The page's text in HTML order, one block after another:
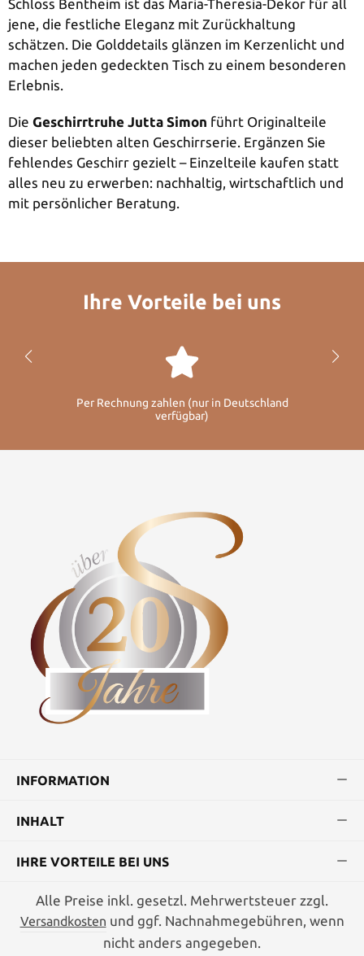
Schloss Bentheim ist das Maria-Theresia-Dekor für all
jene, die festliche Eleganz mit Zurückhaltung
schätzen. Die Golddetails glänzen im Kerzenlicht und
machen jeden gedeckten Tisch zu einem besonderen
Erlebnis.
Die Geschirrtruhe Jutta Simon führt Originalteile
dieser beliebten alten Geschirrserie. Ergänzen Sie
fehlendes Geschirr gezielt – Einzelteile kaufen statt
alles neu zu erwerben: nachhaltig, wirtschaftlich und
mit persönlicher Beratung.
Ihre Vorteile bei uns
Per Rechnung zahlen (nur in Deutschland
verfügbar)
INFORMATION
INHALT
IHRE VORTEILE BEI UNS
Alle Preise inkl. gesetzl. Mehrwertsteuer zzgl.
Versandkosten und ggf. Nachnahmegebühren, wenn
nicht anders angegeben.